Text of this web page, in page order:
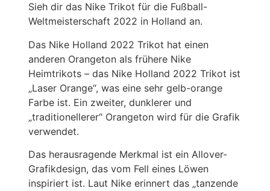
Sieh dir das Nike Trikot für die Fußball-
Weltmeisterschaft 2022 in Holland an.
Das Nike Holland 2022 Trikot hat einen
anderen Orangeton als frühere Nike
Heimtrikots – das Nike Holland 2022 Trikot ist
„Laser Orange“, was eine sehr gelb-orange
Farbe ist. Ein zweiter, dunklerer und
„traditionellerer“ Orangeton wird für die Grafik
verwendet.
Das herausragende Merkmal ist ein Allover-
Grafikdesign, das vom Fell eines Löwen
inspiriert ist. Laut Nike erinnert das „tanzende